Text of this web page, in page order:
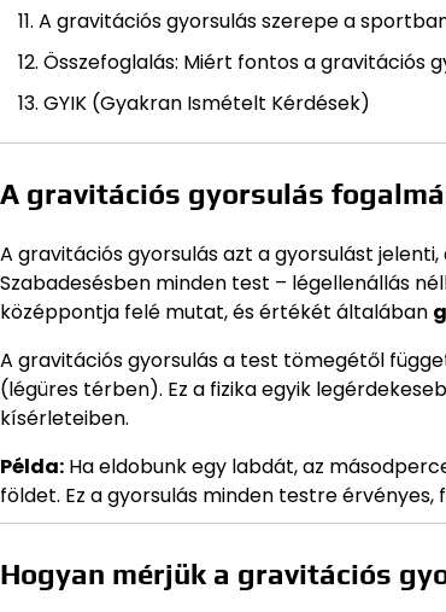
A gravitációs gyorsulás szerepe a
Összefoglalás: Miért fontos a gravitációs
GYIK (Gyakran Ismételt Kérdések)
A gravitációs gyorsulás
A gravitációs gyorsulás azt a gyorsulást
Szabadesésben minden test – légellenállás
középpontja felé mutat, és értékét általában g
A gravitációs gyorsulás a test tömegétől
(légüres térben). Ez a fizika egyik
kísérleteiben.
Példa: Ha eldobunk egy labdát, az
földet. Ez a gyorsulás minden testre
Hogyan mérjük a gravitációs